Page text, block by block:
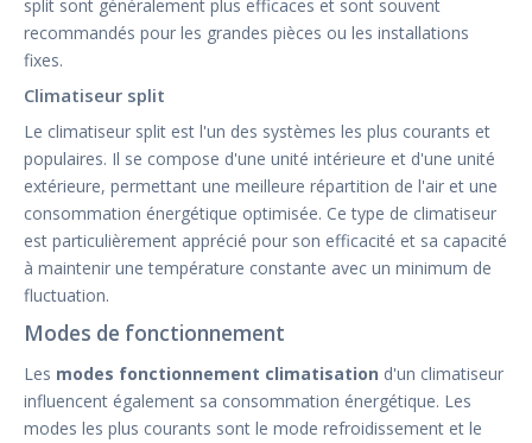
split sont généralement plus efficaces et sont souvent
recommandés pour les grandes pièces ou les installations
fixes.
Climatiseur split
Le climatiseur split est l'un des systèmes les plus courants et
populaires. Il se compose d'une unité intérieure et d'une unité
extérieure, permettant une meilleure répartition de l'air et une
consommation énergétique optimisée. Ce type de climatiseur
est particulièrement apprécié pour son efficacité et sa capacité
à maintenir une température constante avec un minimum de
fluctuation.
Modes de fonctionnement
Les modes fonctionnement climatisation d'un climatiseur
influencent également sa consommation énergétique. Les
modes les plus courants sont le mode refroidissement et le